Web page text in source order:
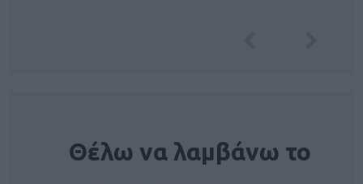
Θέλω να λαμβάνω το